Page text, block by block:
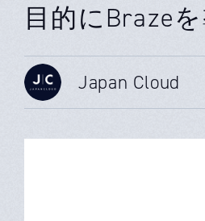
目的にBraze
Japan Cloud